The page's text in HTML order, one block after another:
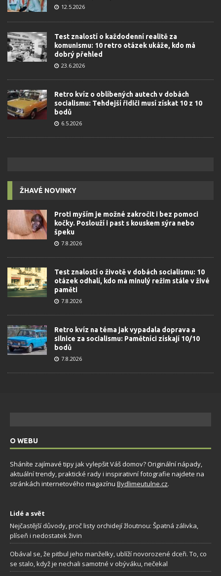
12.5.2026
Test znalostí o každodenní realitě za
komunismu: 10 retro otázek ukáže, kdo má
dobrý přehled
23.6.2026
Retro kvíz o oblíbených autech v dobách
socialismu: Tehdejší řidiči musí získat 10 z 10
bodů
6.5.2026
ŽHAVÉ NOVINKY
Proti myším je možné zakročit i bez pomoci
kočky. Poslouží i past s kouskem sýra nebo
špeku
7.8.2026
Test znalostí o životě v dobách socialismu: 10
otázek odhalí, kdo má minulý režim stále v živé
paměti
7.8.2026
Retro kvíz na téma jak vypadala doprava a
silnice za socialismu: Pamětníci získají 10/10
bodů
7.8.2026
O WEBU
Sháníte zajímavé tipy jak vylepšit Váš domov? Originální nápady,
aktuální trendy, praktické rady i inspirativní fotografie najdete na
stránkách internetového magazínu Bydlimeutulne.cz.
Lidé a svět
Nejčastější důvody, proč listy orchidejí žloutnou: Špatná zálivka,
plíseň i nedostatek živin
Obával se, že pitbul jeho manželky, ublíží novorozené dceři. To, co
se stalo, když je nechali samotné v obýváku, nečekal